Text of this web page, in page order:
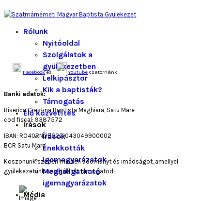
Rólunk
Nyitóoldal
Szolgálatok a
gyülekezetben
Lelkipásztor
Kik a baptisták?
Támogatás
Élő közvetítés
Írások
Írások
Énekkották
Igemagyarázatok
Meghallgatható
igemagyarázatok
Média
Facebookés Youtube csatornánk
Banki adatok:
Biserica Crestina Baptista Maghiara, Satu Mare
cod fiscal: 9387572
IBAN: RO40RNCB0221043049900002
BCR Satu Mare
Köszönünk szépen minden adományt és imádságot, amellyel
gyülekezetünk szolgálatát támogatod!